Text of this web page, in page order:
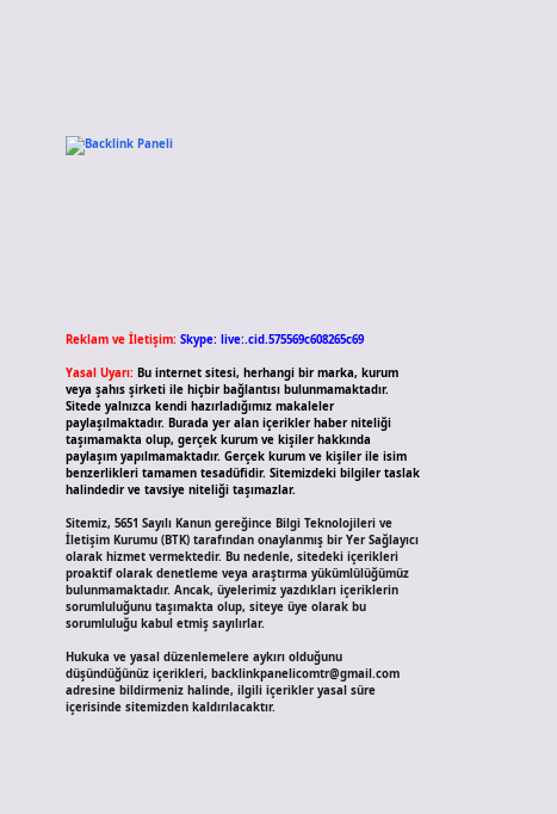
Reklam ve İletişim: Skype: live:.cid.575569c608265c69
Yasal Uyarı: Bu internet sitesi, herhangi bir marka, kurum
veya şahıs şirketi ile hiçbir bağlantısı bulunmamaktadır.
Sitede yalnızca kendi hazırladığımız makaleler
paylaşılmaktadır. Burada yer alan içerikler haber niteliği
taşımamakta olup, gerçek kurum ve kişiler hakkında
paylaşım yapılmamaktadır. Gerçek kurum ve kişiler ile isim
benzerlikleri tamamen tesadüfidir. Sitemizdeki bilgiler taslak
halindedir ve tavsiye niteliği taşımazlar.
Sitemiz, 5651 Sayılı Kanun gereğince Bilgi Teknolojileri ve
İletişim Kurumu (BTK) tarafından onaylanmış bir Yer Sağlayıcı
olarak hizmet vermektedir. Bu nedenle, sitedeki içerikleri
proaktif olarak denetleme veya araştırma yükümlülüğümüz
bulunmamaktadır. Ancak, üyelerimiz yazdıkları içeriklerin
sorumluluğunu taşımakta olup, siteye üye olarak bu
sorumluluğu kabul etmiş sayılırlar.
Hukuka ve yasal düzenlemelere aykırı olduğunu
düşündüğünüz içerikleri, backlinkpanelicomtr@gmail.com
adresine bildirmeniz halinde, ilgili içerikler yasal süre
içerisinde sitemizden kaldırılacaktır.